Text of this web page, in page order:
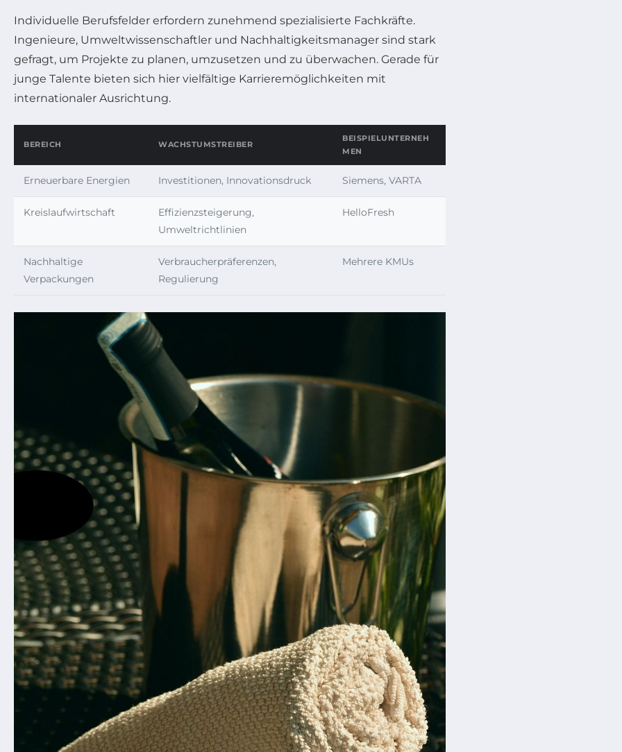
Individuelle Berufsfelder erfordern zunehmend spezialisierte Fachkräfte.
Ingenieure, Umweltwissenschaftler und Nachhaltigkeitsmanager sind stark
gefragt, um Projekte zu planen, umzusetzen und zu überwachen. Gerade für
junge Talente bieten sich hier vielfältige Karrieremöglichkeiten mit
internationaler Ausrichtung.
BEREICH WACHSTUMSTREIBER
BEISPIELUNTERNEH
MEN
Erneuerbare Energien Investitionen, Innovationsdruck Siemens, VARTA
Kreislaufwirtschaft
Effizienzsteigerung,
Umweltrichtlinien
HelloFresh
Nachhaltige
Verpackungen
Verbraucherpräferenzen,
Regulierung
Mehrere KMUs